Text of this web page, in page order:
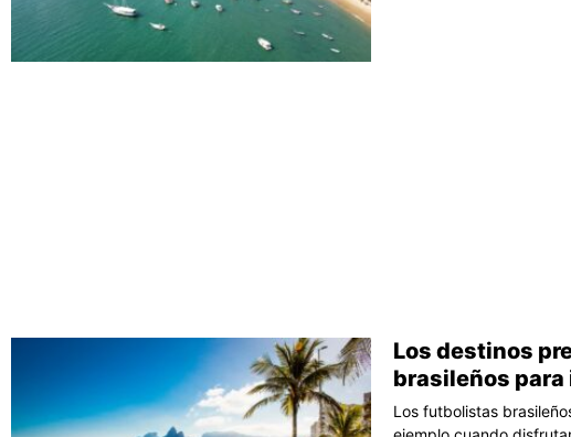
Los destinos
brasileños para
Los futbolistas